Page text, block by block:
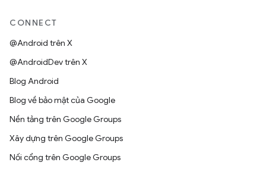
CONNECT
@Android trên X
@AndroidDev trên X
Blog Android
Blog về bảo mật của Google
Nền tảng trên Google Groups
Xây dựng trên Google Groups
Nối cổng trên Google Groups